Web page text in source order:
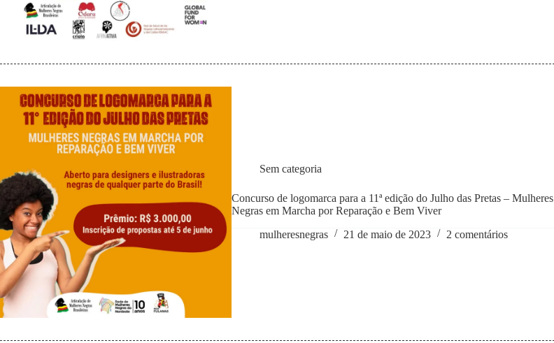
Sem categoria
Concurso de logomarca para a 11ª edição do Julho das Pretas – Mulheres
Negras em Marcha por Reparação e Bem Viver
mulheresnegras
21 de maio de 2023 2 comentários